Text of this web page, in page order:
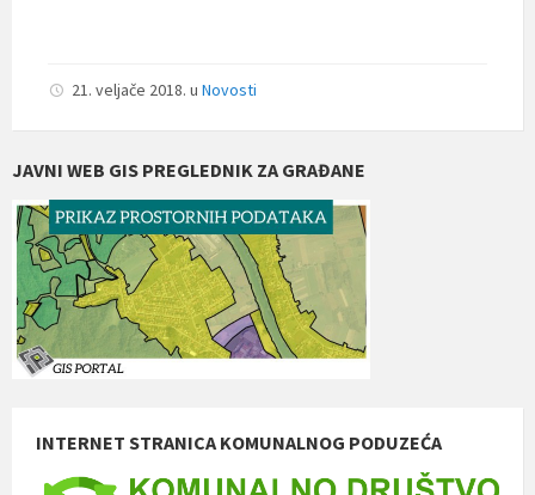
21. veljače 2018. u Novosti
JAVNI WEB GIS PREGLEDNIK ZA GRAĐANE
INTERNET STRANICA KOMUNALNOG PODUZEĆA